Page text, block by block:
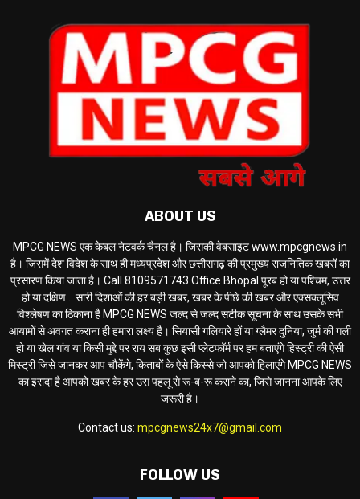
ABOUT US
MPCG NEWS एक केबल नेटवर्क चैनल है। जिसकी वेबसाइट www.mpcgnews.in
है। जिसमें देश विदेश के साथ ही मध्यप्रदेश और छत्तीसगढ़ की प्रमुख्य राजनितिक खबरों का
प्रसारण किया जाता है। Call 8109571743 Office Bhopal पूरब हो या पश्चिम, उत्तर
हो या दक्षिण... सारी दिशाओं की हर बड़ी खबर, खबर के पीछे की खबर और एक्सक्लूसिव
विश्लेषण का ठिकाना है MPCG NEWS जल्द से जल्द सटीक सूचना के साथ उसके सभी
आयामों से अवगत कराना ही हमारा लक्ष्य है। सियासी गलियारे हों या ग्लैमर दुनिया, जुर्म की गली
हो या खेल गांव या किसी मुद्दे पर राय सब कुछ इसी प्लेटफॉर्म पर हम बताएंगे हिस्ट्री की ऐसी
मिस्ट्री जिसे जानकर आप चौकेंगे, किताबों के ऐसे किस्से जो आपको हिलाएंगे MPCG NEWS
का इरादा है आपको खबर के हर उस पहलू से रू-ब-रू कराने का, जिसे जानना आपके लिए
जरूरी है।
Contact us: mpcgnews24x7@gmail.com
FOLLOW US